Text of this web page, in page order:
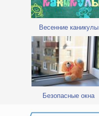
Весенние каникулы
Безопасные окна